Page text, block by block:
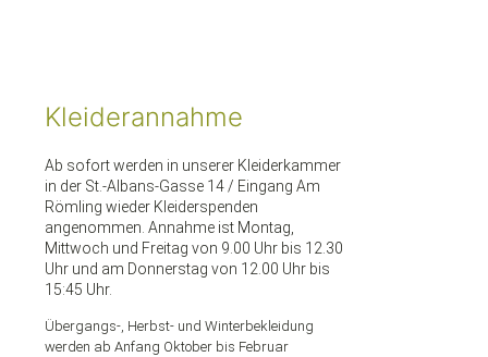
Kleiderannahme
Ab sofort werden in unserer Kleiderkammer
in der St.-Albans-Gasse 14 / Eingang Am
Römling wieder Kleiderspenden
angenommen. Annahme ist Montag,
Mittwoch und Freitag von 9.00 Uhr bis 12.30
Uhr und am Donnerstag von 12.00 Uhr bis
15:45 Uhr.
Übergangs-, Herbst- und Winterbekleidung
werden ab Anfang Oktober bis Februar